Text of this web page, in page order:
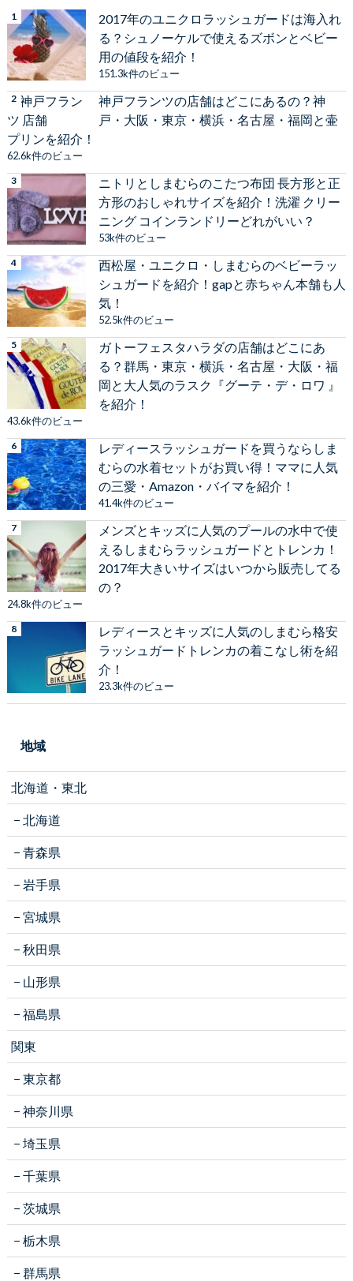
2017年のユニクロラッシュガードは海入れ
る？シュノーケルで使えるズボンとベビー
用の値段を紹介！
151.3k件のビュー
神戸フランツの店舗はどこにあるの？神
戸・大阪・東京・横浜・名古屋・福岡と壷
プリンを紹介！
62.6k件のビュー
ニトリとしまむらのこたつ布団 長方形と正
方形のおしゃれサイズを紹介！洗濯 クリー
ニング コインランドリーどれがいい？
53k件のビュー
西松屋・ユニクロ・しまむらのベビーラッ
シュガードを紹介！gapと赤ちゃん本舗も人
気！
52.5k件のビュー
ガトーフェスタハラダの店舗はどこにあ
る？群馬・東京・横浜・名古屋・大阪・福
岡と大人気のラスク『グーテ・デ・ロワ 』
を紹介！
43.6k件のビュー
レディースラッシュガードを買うならしま
むらの水着セットがお買い得！ママに人気
の三愛・Amazon・バイマを紹介！
41.4k件のビュー
メンズとキッズに人気のプールの水中で使
えるしまむらラッシュガードとトレンカ！
2017年大きいサイズはいつから販売してる
の？
24.8k件のビュー
レディースとキッズに人気のしまむら格安
ラッシュガードトレンカの着こなし術を紹
介！
23.3k件のビュー
地域
北海道・東北
北海道
青森県
岩手県
宮城県
秋田県
山形県
福島県
関東
東京都
神奈川県
埼玉県
千葉県
茨城県
栃木県
群馬県